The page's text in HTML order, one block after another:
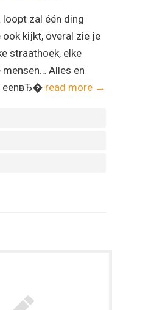
zal één ding
ook kijkt, overal zie je
straathoek, elke
Alles en
eenвЂ� read more →